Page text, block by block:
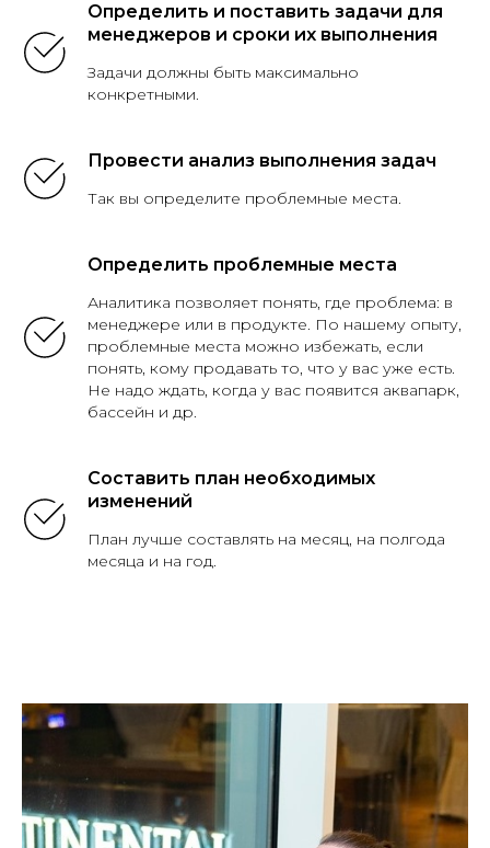
Определить и поставить задачи для
менеджеров и сроки их выполнения
Задачи должны быть максимально
конкретными.
Провести анализ выполнения задач
Так вы определите проблемные места.
Определить проблемные места
Аналитика позволяет понять, где проблема: в
менеджере или в продукте. По нашему опыту,
проблемные места можно избежать, если
понять, кому продавать то, что у вас уже есть.
Не надо ждать, когда у вас появится аквапарк,
бассейн и др.
Составить план необходимых
изменений
План лучше составлять на месяц, на полгода
месяца и на год.